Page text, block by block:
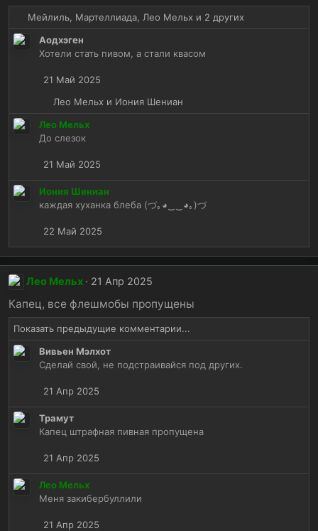
Р
Мейлиль Мартеллиада Лео Мельх и 2 других
Аодхэген
Хотели стать пивом, а стали квасом
21 Май 2025
Р
а
к
и
:
Лео Мельх и Иония Шениан
Лео Мельх
До слезок
21 Май 2025
Иония Шениан
каждая хуханка блеба (づ｡◕‿‿◕｡)づ
22 Май 2025
Лео Мельх 21 Апр 2025
Капец, все флешмобы пропущены
Показать предыдущие комментарии...
Вивьен Мэлхот
Сделай свой, не подстраивайся под других.
21 Апр 2025
Трамут
Капец штрафная пивная пропущена
21 Апр 2025
Лео Мельх
Меня закибербуллили
21 Апр 2025